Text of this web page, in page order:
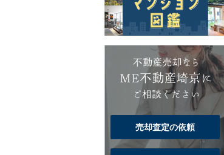
売却査定の依頼